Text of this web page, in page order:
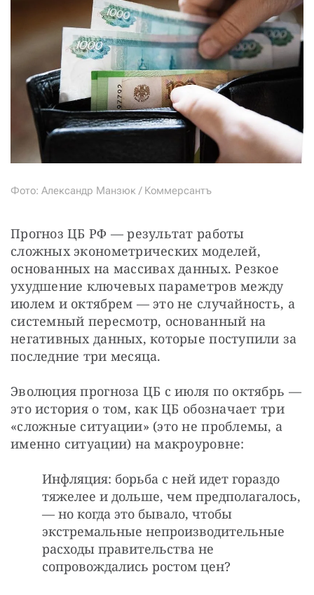
Фото: Александр Манзюк / Коммерсантъ
Прогноз ЦБ РФ — результат работы
сложных эконометрических моделей,
основанных на массивах данных. Резкое
ухудшение ключевых параметров между
июлем и октябрем — это не случайность, а
системный пересмотр, основанный на
негативных данных, которые поступили за
последние три месяца.
Эволюция прогноза ЦБ с июля по октябрь —
это история о том, как ЦБ обозначает три
«сложные ситуации» (это не проблемы, а
именно ситуации) на макроуровне:
Инфляция: борьба с ней идет гораздо
тяжелее и дольше, чем предполагалось,
— но когда это бывало, чтобы
экстремальные непроизводительные
расходы правительства не
сопровождались ростом цен?